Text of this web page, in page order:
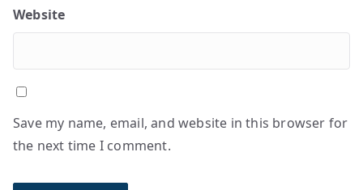
Website
Save my name, email, and website in this browser for
the next time I comment.